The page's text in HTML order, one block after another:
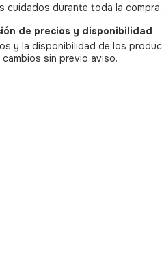
cuidados durante toda la compra.
de precios y disponibilidad
y la disponibilidad de los
sin previo aviso.